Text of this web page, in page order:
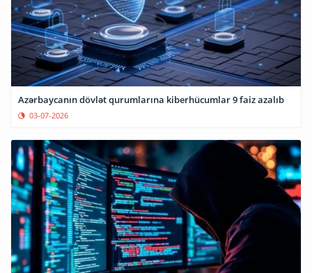
Azərbaycanın dövlət qurumlarına kiberhücumlar 9 faiz azalıb
03-07-2026